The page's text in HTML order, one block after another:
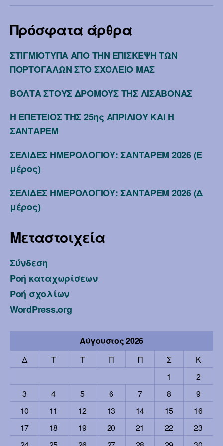
Πρόσφατα άρθρα
ΣΤΙΓΜΙΟΤΥΠΑ ΑΠΟ ΤΗΝ ΕΠΙΣΚΕΨΗ ΤΩΝ
ΠΟΡΤΟΓΑΛΩΝ ΣΤΟ ΣΧΟΛΕΙΟ ΜΑΣ
ΒΟΛΤΑ ΣΤΟΥΣ ΔΡΟΜΟΥΣ ΤΗΣ ΛΙΣΑΒΟΝΑΣ
Η ΕΠΕΤΕΙΟΣ ΤΗΣ 25ης ΑΠΡΙΛΙΟΥ ΚΑΙ Η
ΣΑΝΤΑΡΕΜ
ΣΕΛΙΔΕΣ ΗΜΕΡΟΛΟΓΙΟΥ: ΣΑΝΤΑΡΕΜ 2026 (Ε
μέρος)
ΣΕΛΙΔΕΣ ΗΜΕΡΟΛΟΓΙΟΥ: ΣΑΝΤΑΡΕΜ 2026 (Δ
μέρος)
Μεταστοιχεία
Σύνδεση
Ροή καταχωρίσεων
Ροή σχολίων
WordPress.org
Αύγουστος 2026
Δ
Τ Τ Π Π Σ
Κ
1
2
3
4 5 6 7 8
9
10
11 12 13 14 15
16
17
18 19 20 21 22
23